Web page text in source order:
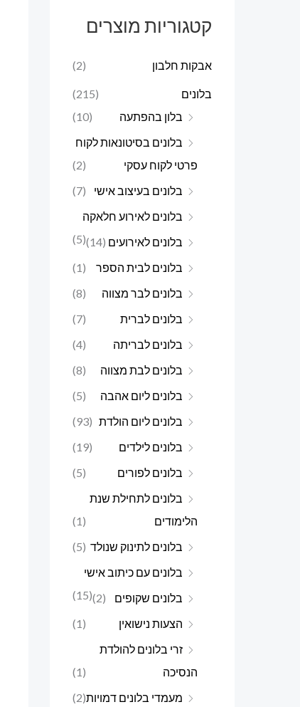
י
מ
י
י
מ
י
קטגוריות מוצרים
אבקות חלבון (2)
בלונים
(215)
בלון בהפתעה
(10)
בלונים בסיטונאות לקוח
פרטי לקוח עסקי
(2)
בלונים בעיצוב אישי
(7)
בלונים לאירוע חלאקה
(5)
בלונים לאירועים (14)
בלונים לבית הספר
(1)
בלונים לבר מצווה
(8)
בלונים לברית
(7)
בלונים לבריתה
(4)
בלונים לבת מצווה
(8)
בלונים ליום אהבה
(5)
בלונים ליום הולדת (93)
בלונים לילדים
(19)
בלונים לפורים
(5)
בלונים לתחילת שנת
הלימודים
(1)
בלונים לתינוק שנולד (5)
בלונים עם כיתוב אישי
(15)
בלונים שקופים
(2)
הצעות נישואין
(1)
זרי בלונים להולדת
הנסיכה
(1)
מעמדי בלונים דמויות(2)